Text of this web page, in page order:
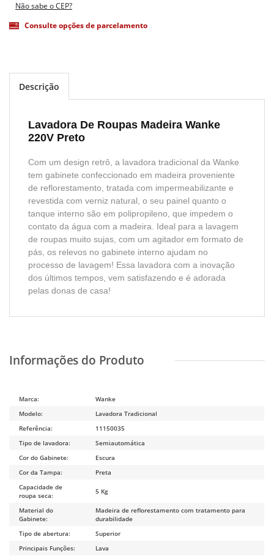
Não sabe o CEP?
Consulte opções de parcelamento
Descrição
Lavadora De Roupas Madeira Wanke
220V Preto
Com um design retrô, a lavadora tradicional da Wanke
tem gabinete confeccionado em madeira proveniente
de reflorestamento, tratada com impermeabilizante e
revestida com verniz natural, o seu painel quanto o
tanque interno são em polipropileno, que impedem o
contato da água com a madeira. Ideal para a lavagem
de roupas muito sujas, com um agitador em formato de
pás, os relevos no gabinete interno ajudam no
processo de lavagem! Essa lavadora com a inovação
dos últimos tempos, vem satisfazendo e é adorada
pelas donas de casa!
Marca:
Wanke
Modelo:
Lavadora Tradicional
Referência:
11150035
Tipo de lavadora:
Semiautomática
Cor do Gabinete:
Escura
Cor da Tampa:
Preta
Capacidade de
roupa seca:
5 Kg
Material do
Gabinete:
Madeira de reflorestamento com tratamento para
durabilidade
Tipo de abertura:
Superior
Principais Funções:
Lava